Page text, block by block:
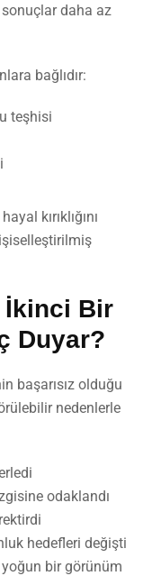
daha az
bağlıdır:
teşhisi
kırıklığını
İkinci Bir
Duyar?
başarısız olduğu
nedenlerle
odaklandı
hedefleri değişti
bir görünüm